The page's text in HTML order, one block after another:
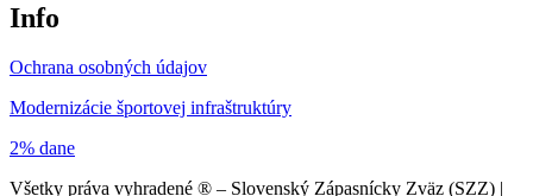
Info
Ochrana osobných údajov
Modernizácie športovej infraštruktúry
2% dane
Všetky práva vyhradené ® – Slovenský Zápasnícky Zväz (SZZ) |